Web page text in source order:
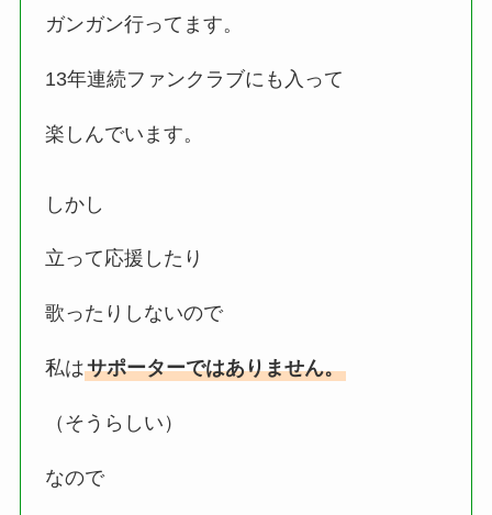
ガンガン行ってます。
13年連続ファンクラブにも入って
楽しんでいます。
しかし
立って応援したり
歌ったりしないので
私はサポーターではありません。
（そうらしい）
なので